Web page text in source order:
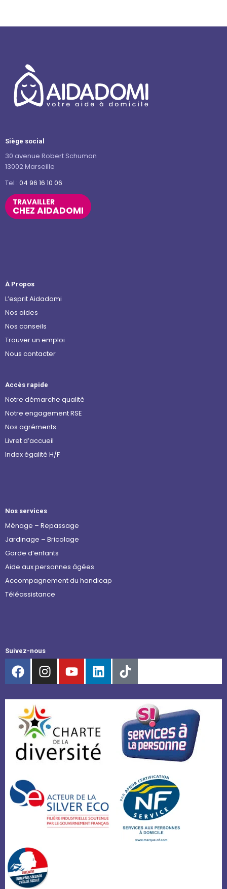
Siège social
30 avenue Robert Schuman
13002 Marseille
Tel : 04 96 16 10 06
TRAVAILLER
CHEZ AIDADOMI
À Propos
L’esprit Aidadomi
Nos aides
Nos conseils
Trouver un emploi
Nous contacter
Accès rapide
Notre démarche qualité
Notre engagement RSE
Nos agréments
Livret d’accueil
Index égalité H/F
Nos services
Ménage – Repassage
Jardinage – Bricolage
Garde d’enfants
Aide aux personnes âgées
Accompagnement du handicap
Téléassistance
Suivez-nous